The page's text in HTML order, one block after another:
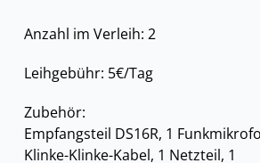
Anzahl im Verleih: 2
Leihgebühr: 5€/Tag
Zubehör:
Empfangsteil DS16R, 1
Klinke-Klinke-Kabel, 1 Netzteil, 1